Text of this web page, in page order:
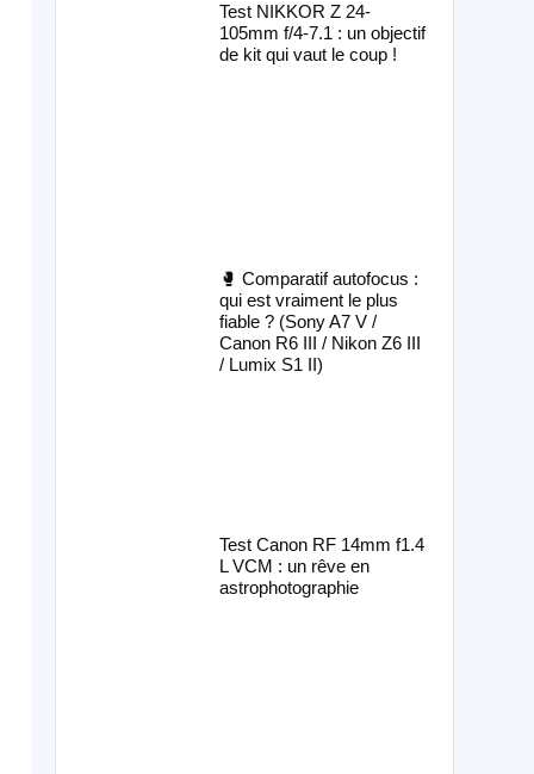
Test NIKKOR Z 24-
105mm f/4-7.1 : un objectif
de kit qui vaut le coup !
🥊 Comparatif autofocus :
qui est vraiment le plus
fiable ? (Sony A7 V /
Canon R6 III / Nikon Z6 III
/ Lumix S1 II)
Test Canon RF 14mm f1.4
L VCM : un rêve en
astrophotographie